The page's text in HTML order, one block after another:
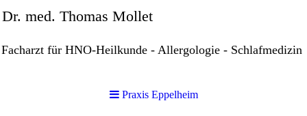
Dr. med. Thomas Mollet
Facharzt für HNO-Heilkunde - Allergologie - Schlafmedizin
Praxis Eppelheim